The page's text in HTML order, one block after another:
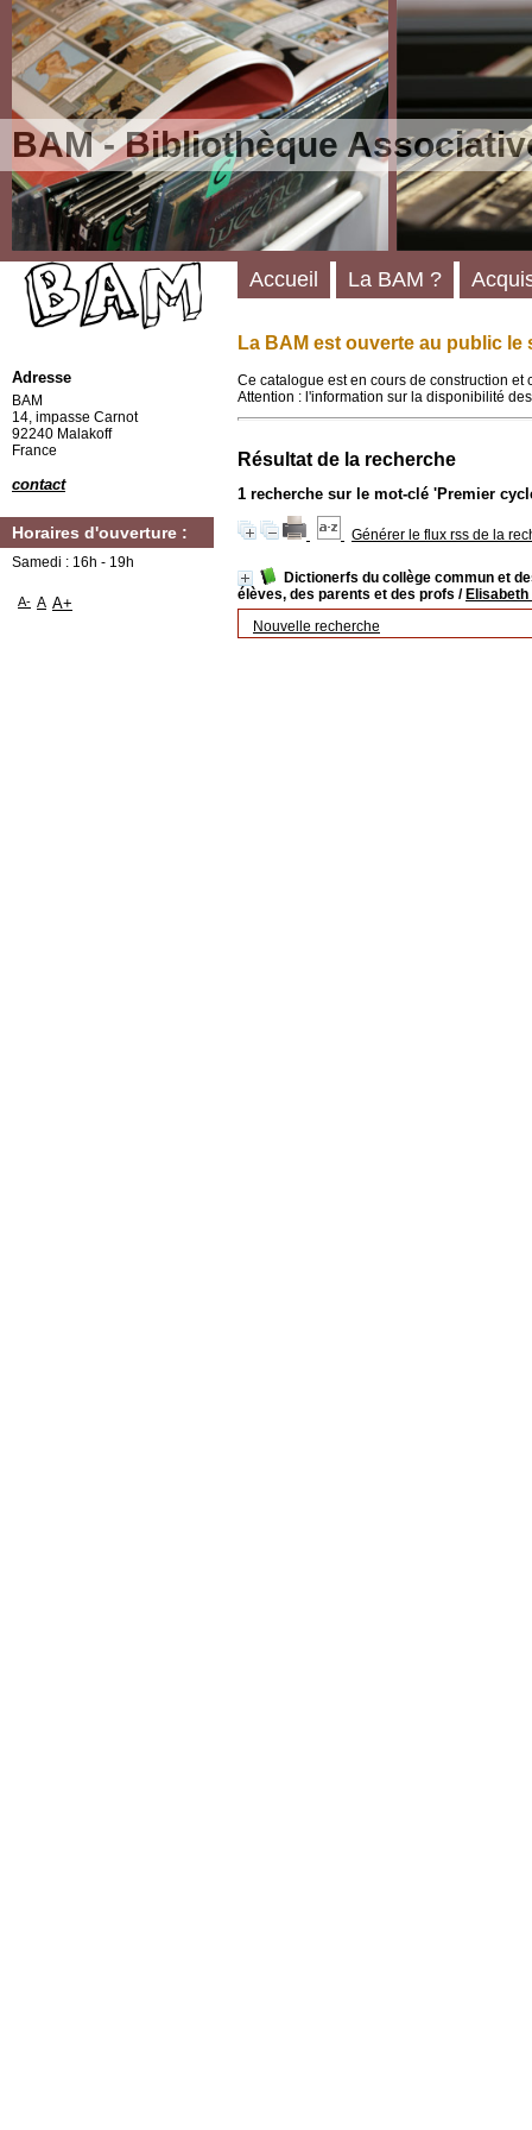
BAM - Bibliothèque
La BAM est ouverte au public le
Ce catalogue est en cours de construction
Attention : l'information sur la disponibilité
Résultat de la recherche
1 recherche sur le mot-clé 'Premier
Générer le flux rss de la
Dictionerfs du collège commun et
élèves, des parents et des profs /
Nouvelle recherche
Accueil La BAM ?
Adresse
BAM
14, impasse Carnot
92240 Malakoff
France
contact
Horaires d'ouverture :
Samedi : 16h - 19h
A- A A+